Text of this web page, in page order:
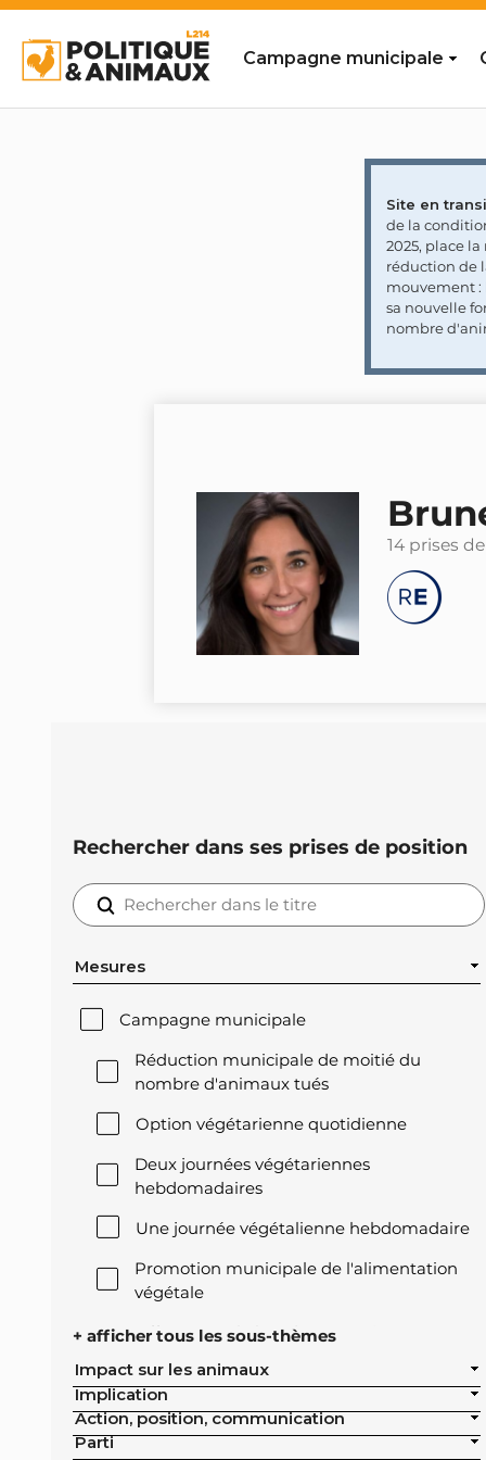
Campagne municipale
Site en
de la
2025, place
réduction de
mouvement :
sa nouvelle
nombre
14 prises
Rechercher dans ses prises de position
Mesures
Campagne municipale
Réduction municipale de moitié du
nombre d'animaux tués
Option végétarienne quotidienne
Deux journées végétariennes
hebdomadaires
Une journée végétalienne hebdomadaire
Promotion municipale de l'alimentation
végétale
Offre végétale lors des réceptions
Exclusion de l'élevage intensif des achats
publics de la ville
+ afficher tous les sous-thèmes
Impact sur les animaux
Implication
Action, position, communication
Parti